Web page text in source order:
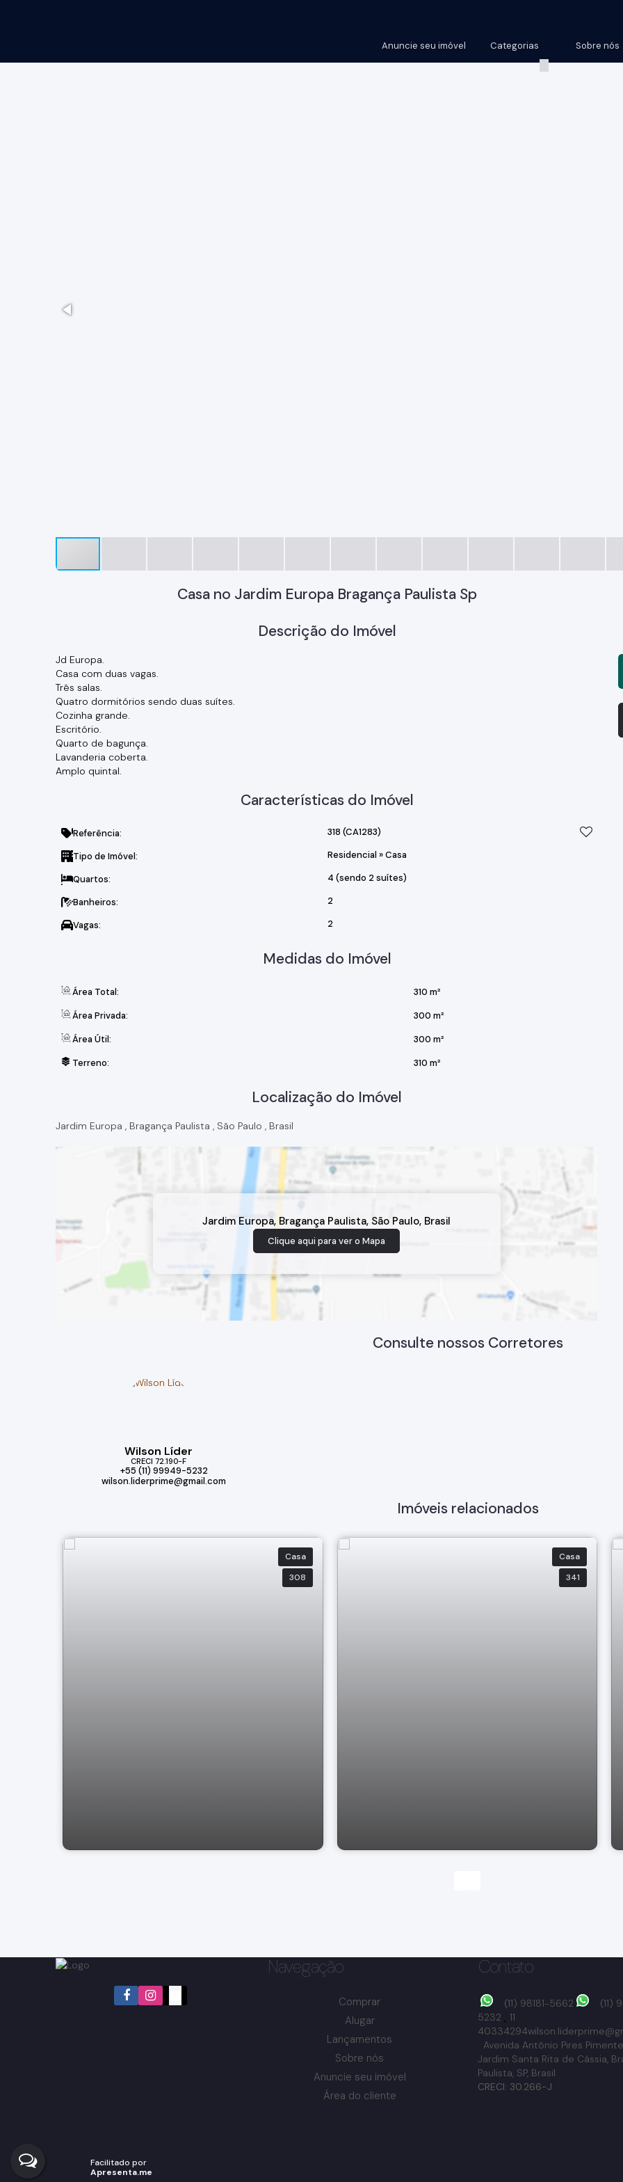
Sobre nós
Categorias
Anuncie seu imóvel
Casa no Jardim Europa Bragança Paulista Sp
Descrição do Imóvel
Jd Europa.
Casa com duas vagas.
Três salas.
Quatro dormitórios sendo duas suítes.
Cozinha grande.
Escritório.
Quarto de bagunça.
Lavanderia coberta.
Amplo quintal.
Características do Imóvel
Referência: 318 (CA1283)
Tipo de Imóvel: Residencial »Casa
Quartos: 4 (sendo 2 suítes)
Banheiros: 2
Vagas: 2
Medidas do Imóvel
Área Total:
310 m²
Área Privada:
300 m²
Área Útil:
300 m²
Terreno:
310 m²
Localização do Imóvel
Jardim Europa , Bragança Paulista , São Paulo , Brasil
Jardim Europa, Bragança Paulista, São Paulo, Brasil
Clique aqui para ver o Mapa
Consulte nossos Corretores
Wilson Líder
CRECI 72.190-F
+55 (11) 99949-5232
wilson.liderprime@gmail.com
Imóveis relacionados
Casa
308
Casa
341
Jardim Europa, Bragança Paulista, São Paulo, Brasil
Navegação
Comprar
Alugar
Lançamentos
Sobre nós
Anuncie seu imóvel
Área do cliente
Contato
(11) 98181-5662
(11)
5232
11
40334294
Avenida Antônio Pires
Jardim Santa Rita de Cássia,
Paulista, SP, Brasil
CRECI: 30.266-J